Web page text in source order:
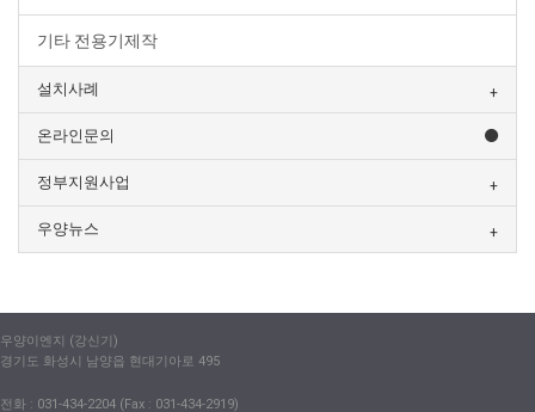
기타 전용기제작
설치사례
온라인문의
정부지원사업
우양뉴스
우양이엔지 (강신기)
경기도 화성시 남양읍 현대기아로 495
전화 : 031-434-2204 (Fax : 031-434-2919)